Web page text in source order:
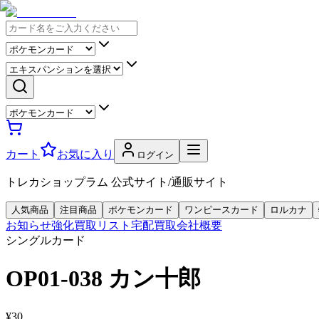
カート お気に入り ログイン
トレカショップラム 公式サイト/通販サイト
人気商品 注目商品 ポケモンカード ワンピースカード ロルカナ
お知らせ強化買取リスト 宅配買取会社概要
シングルカード
OP01-038 カン十郎
¥30